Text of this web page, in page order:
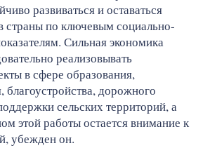
развиваться и оставаться
страны по ключевым социально-
Сильная экономика
реализовывать
в сфере образования,
благоустройства, дорожного
сельских территорий, а
этой работы остается внимание к
убежден он.